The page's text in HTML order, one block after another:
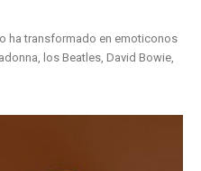
ha transformado en emoticonos
los Beatles, David Bowie,